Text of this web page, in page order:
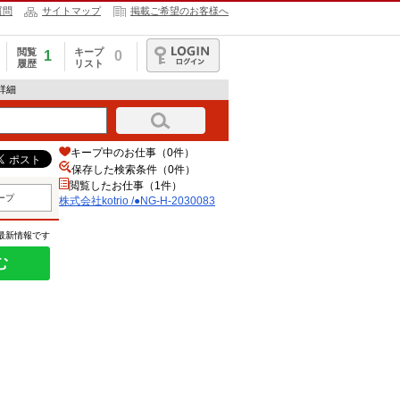
問 サイトマップ 掲載ご希望のお客様へ
閲覧
履歴
1
キープ
リスト
0
ログイン
細
プ
新情報です
キープ中のお仕事（0件）
保存した検索条件（0件）
閲覧したお仕事（1件）
株式会社kotrio /●NG-H-2030083